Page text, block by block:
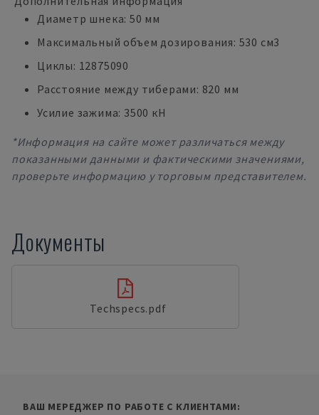
Диаметр шнека: 50 мм
Максимальный объем дозирования: 530 см3
Циклы: 12875090
Расстояние между тиберами: 820 мм
Усилие зажима: 3500 кН
*Информация на сайте может различаться между
показанными данными и фактическими значениями,
проверьте информацию у торговым представителем.
Документы
Techspecs.pdf
ВАШ МЕРЕДЖЕР ПО РАБОТЕ С КЛИЕНТАМИ: